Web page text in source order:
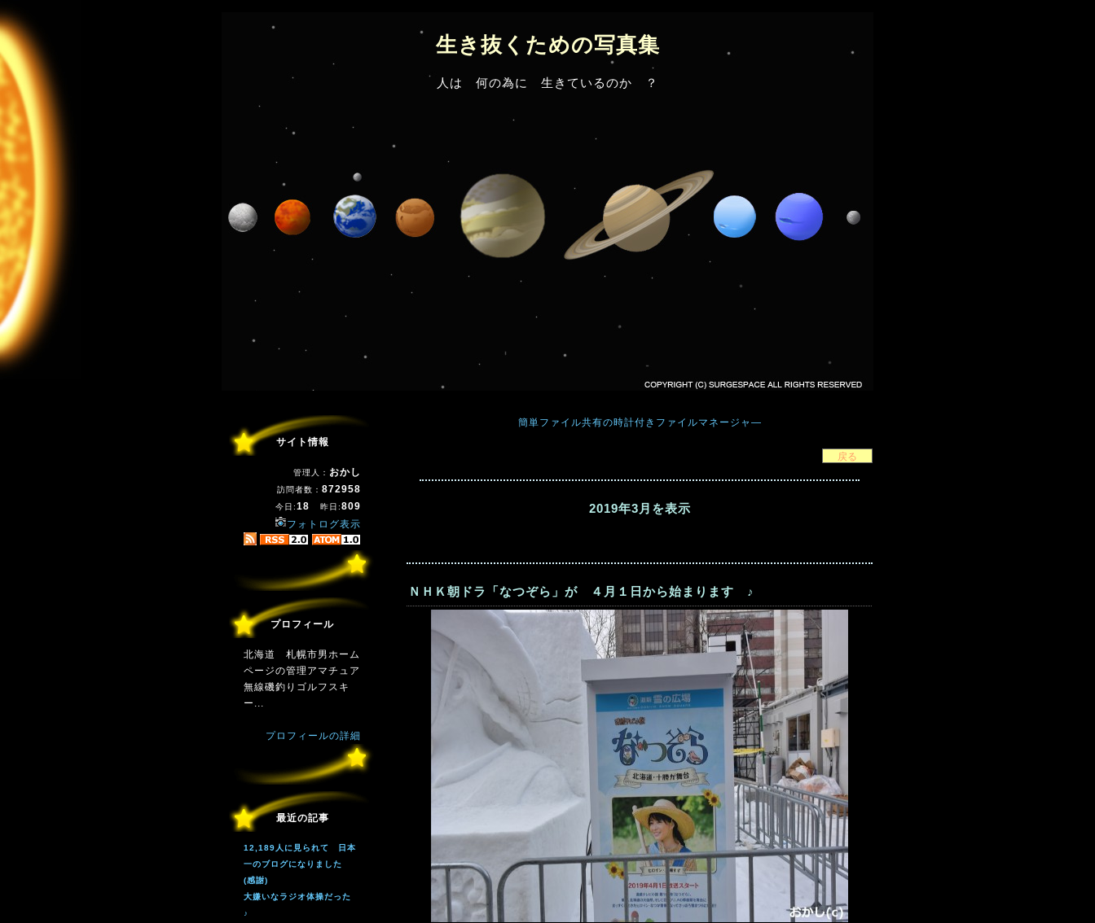
生き抜くための写真集
人は 何の為に 生きているのか ？
サイト情報
管理人： おかし
訪問者数： 872958
今日:18 昨日:809
フォトログ表示
プロフィール
北海道 札幌市男ホーム
ページの管理アマチュア
無線磯釣りゴルフスキ
ー...
プロフィールの詳細
最近の記事
12,189人に見られて 日本
一のブログになりました
(感謝)
大嫌いなラジオ体操だった
♪
簡単ファイル共有の時計付きファイルマネージャ―
2019年3月を表示
ＮＨＫ朝ドラ「なつぞら」が ４月１日から始まります ♪